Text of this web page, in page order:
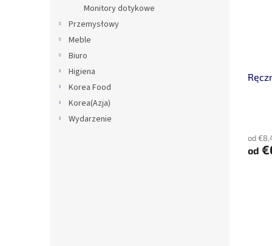
Monitory dotykowe
Przemysłowy
Meble
Biuro
Higiena
Korea Food
Korea(Azja)
Wydarzenie
od
od